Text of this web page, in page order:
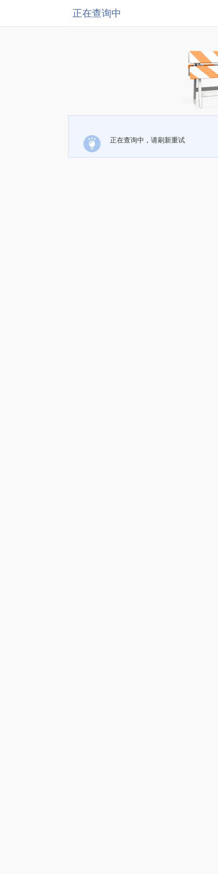
正在查询中
正在查询中，请刷新重试